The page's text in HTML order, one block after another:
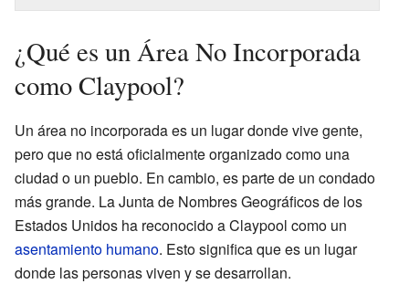
¿Qué es un Área No Incorporada
como Claypool?
Un área no incorporada es un lugar donde vive gente,
pero que no está oficialmente organizado como una
ciudad o un pueblo. En cambio, es parte de un condado
más grande. La Junta de Nombres Geográficos de los
Estados Unidos ha reconocido a Claypool como un
asentamiento humano. Esto significa que es un lugar
donde las personas viven y se desarrollan.